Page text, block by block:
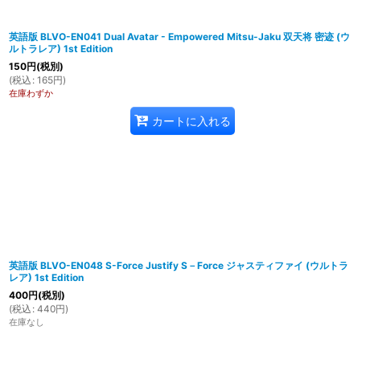
英語版 BLVO-EN041 Dual Avatar - Empowered Mitsu-Jaku 双天将 密迹 (ウ
ルトラレア) 1st Edition
150円(税別)
(税込 : 165円)
在庫わずか
カートに入れる
英語版 BLVO-EN048 S-Force Justify S－Force ジャスティファイ (ウルトラ
レア) 1st Edition
400円(税別)
(税込 : 440円)
在庫なし